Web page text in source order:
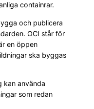
containrar.
och publicera
OCI står för
en öppen
ska byggas
kan använda
som redan